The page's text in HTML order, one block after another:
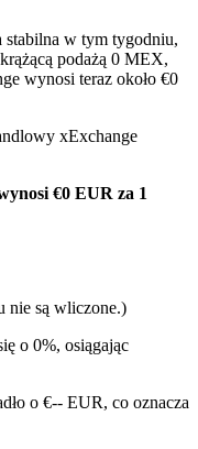
stabilna w tym tygodniu,
podażą 0 MEX,
wynosi teraz około €0
xExchange
€0 EUR za 1
nie są wliczone.)
o 0%, osiągając
o €-- EUR, co oznacza